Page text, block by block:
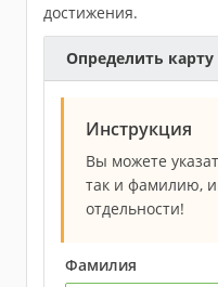
достижения.
Определить
Инструкция
Вы можете
так и фамилию,
отдельности!
Фамилия